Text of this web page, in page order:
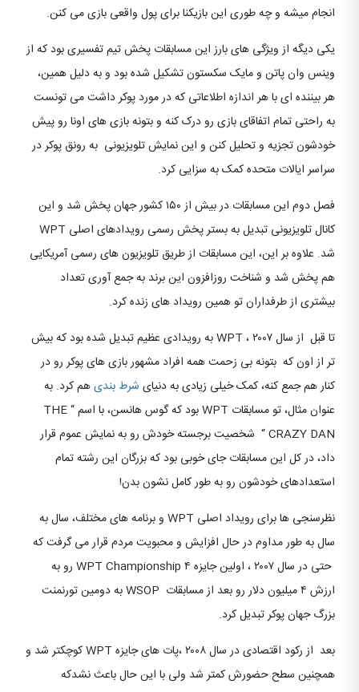
انجام میشه و چه طوری این بازیکنا برای پول واقعی بازی می کنن.
یکی دیگه از ویژگی های بارز این مسابقات پخش تیم تفسیری بود که از
وینس وان پاتن و مایک سکستون تشکیل شده بود و به دلیل همین،
هر بیننده ای با هر اندازه اطلاعاتی که در مورد پوکر داشت می تونست
به راحتی تمام اتفاقای بازی رو درک کنه و بتونه بازی های اونا رو پیش
خودشون تجزیه و تحلیل کنن و این نمایش تلویزیونی به رونق پوکر در
سراسر ایالات متحده کمک به سزایی کرد.
فصل دوم این مسابقات در بیش از ۱۵۰ کشور جهان پخش شد و این
کانال تلویزیونی تبدیل به بستر پخش رسمی رویدادهای اصلی WPT
شد. علاوه بر این، این مسابقات از طریق تلویزیون های رسمی آمریکایی
هم پخش شد و شناخت روزافزون این برند به جمع آوری تعداد
بیشتری از طرفداران تو همین رویداد های زنده کرد.
تا قبل از سال ۲۰۰۷ ، WPT به رویدادی عظیم تبدیل شده بود که بیش
تر از اون که بتونه بی زحمت همه افراد مشهور بازی های پوکر رو در
کنار هم جمع کنه، کمک خیلی زیادی به دنیای شرط بندیهم کرد. به
عنوان مثال، تو مسابقات WPT بود که گوس هانسن، با اسم “ THE
CRAZY DAN “ شخصیت برجسته خودش رو به نمایش عموم قرار
داد، در کل این مسابقات جای خوبی بود که بزرگان این رشته تمام
استعدادهای خودشون رو به طور کامل نشون بدن!
نظرسنجی ها برای رویداد اصلی WPT و برنامه های مختلف، سال به
سال به طور مداوم در حال افزایش و محبویت مردم قرار می گرفت که
حتی در سال ۲۰۰۷ ، اولین جایزه WPT Championship ۴ رو به
ارزش ۴ میلیون دلار رو بعد از مسابقات WSOP به دومین تورنمنت
بزرگ جهان پوکر تبدیل کرد.
بعد از رکود اقتصادی در سال ۲۰۰۸ ،پات های جایزه WPT کوچکتر شد و
همچنین سطح حضورش کمتر شد ولی با این حال باعث نشدکه